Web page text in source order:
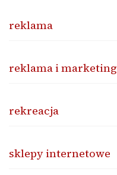
reklama
reklama i marketing
rekreacja
sklepy internetowe